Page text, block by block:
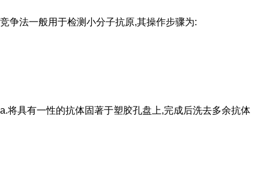
竞争法一般用于检测小分子抗原,其操作步骤为:
a.将具有一性的抗体固著于塑胶孔盘上,完成后洗去多余抗体